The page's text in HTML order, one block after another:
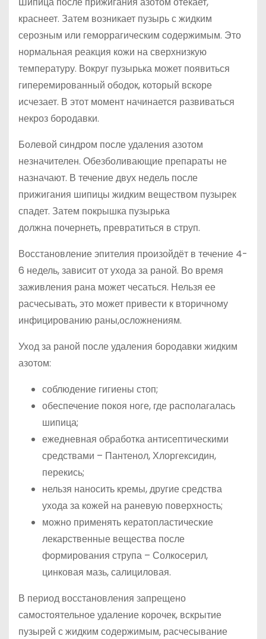
краснеет. Затем возникает пузырь с жидким
серозным или геморрагическим содержимым. Это
нормальная реакция кожи на сверхнизкую
температуру. Вокруг пузырька может появиться
гиперемированный ободок, который вскоре
исчезает. В этот момент начинается развиваться
некроз бородавки.
Болевой синдром после удаления азотом
незначителен. Обезболивающие препараты не
назначают. В течение двух недель после
прижигания шипицы жидким веществом пузырек
спадет. Затем покрышка пузырька
должна почернеть, превратиться в струп.
Восстановление эпителия произойдёт в течение 4-
6 недель, зависит от ухода за раной. Во время
заживления рана может чесаться. Нельзя ее
расчесывать, это может привести к вторичному
инфицированию раны,осложнениям.
Уход за раной после удаления бородавки жидким
азотом:
соблюдение гигиены стоп;
обеспечение покоя ноге, где располагалась
шипица;
ежедневная обработка антисептическими
средствами – Пантенол, Хлоргексидин,
перекись;
нельзя наносить кремы, другие средства
ухода за кожей на раневую поверхность;
можно применять кератопластические
лекарственные вещества после
формирования струпа – Солкосерил,
цинковая мазь, салициловая.
В период восстановления запрещено
самостоятельное удаление корочек, вскрытие
пузырей с жидким содержимым, расчесывание